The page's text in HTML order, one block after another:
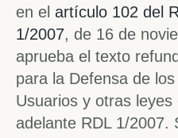
en el artículo 102 del
1/2007, de 16 de
aprueba el texto
para la Defensa de
Usuarios y otras
adelante RDL 1/2007.